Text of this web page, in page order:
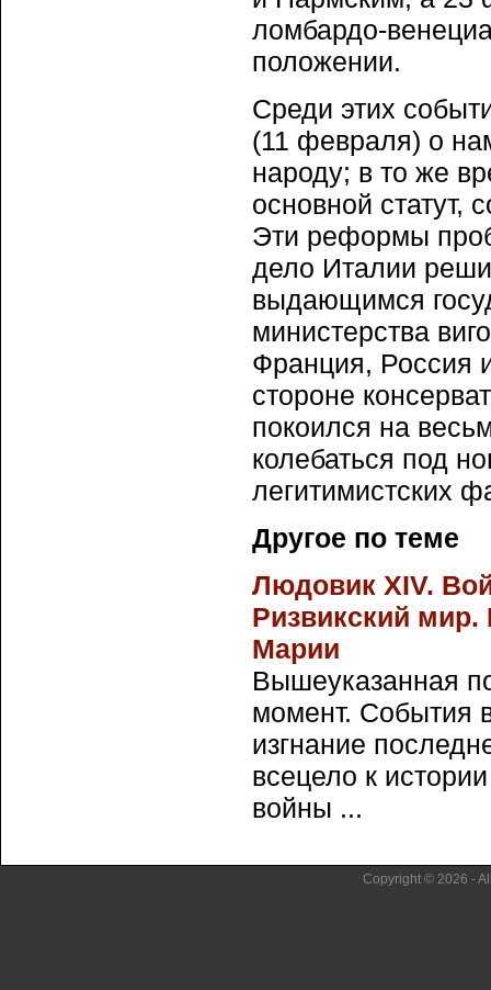
ломбардо-
положении.
Среди этих
(11 февраля) о
народу; в то же
основной статут,
Эти реформы
дело Италии
выдающимся
министерства
Франция, Россия
стороне
покоился на
колебаться под
легитимистских
Другое по теме
Людовик XIV.
Ризвикский
Марии
Вышеуказанная
момент. События
изгнание
всецело к
войны ...
Copyright © 2026 -